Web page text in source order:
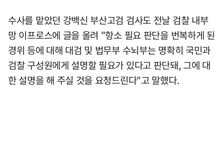
수사를 맡았던 강백신 부산고검 검사도 전날 검찰 내부
망 이프로스에 글을 올려 "항소 필요 판단을 번복하게 된
경위 등에 대해 대검 및 법무부 수뇌부는 명확히 국민과
검찰 구성원에게 설명할 필요가 있다고 판단돼, 그에 대
한 설명을 해 주실 것을 요청드린다"고 말했다.